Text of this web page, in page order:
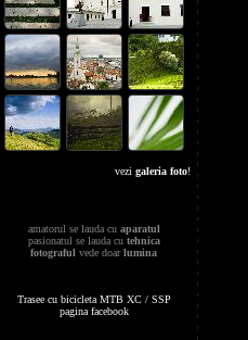
vezi galeria foto!
amatorul se lauda cu aparatul
pasionatul se lauda cu tehnica
fotograful vede doarlumina
Trasee cu bicicleta MTB XC / SSP
pagina facebook